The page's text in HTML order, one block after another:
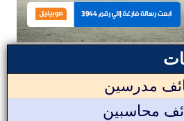
مدرسين
محاسبين